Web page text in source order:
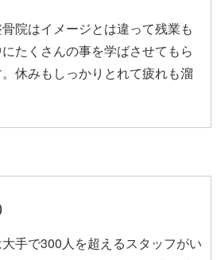
院はイメージとは違って残業も
たくさんの事を学ばさせてもら
休みもしっかりとれて疲れも溜
手で300人を超えるスタッフがい